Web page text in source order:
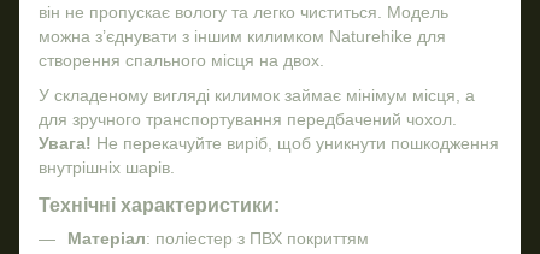
він не пропускає вологу та легко чиститься. Модель
можна з’єднувати з іншим килимком Naturehike для
створення спального місця на двох.
У складеному вигляді килимок займає мінімум місця, а
для зручного транспортування передбачений чохол.
Увага! Не перекачуйте виріб, щоб уникнути пошкодження
внутрішніх шарів.
Технічні характеристики:
Матеріал: поліестер з ПВХ покриттям